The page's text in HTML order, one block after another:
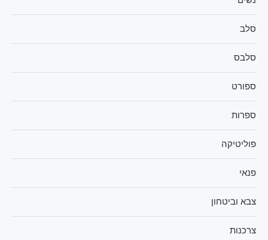
סלב
סלבס
ספורט
ספרות
פוליטיקה
פנאי
צבא וביטחון
צרכנות